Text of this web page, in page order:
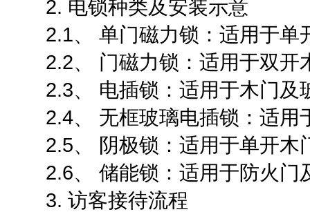
2. 电锁种类及安装示意
2.1、 单门磁力锁：适用于单
2.2、 门磁力锁：适用于双开
2.3、 电插锁：适用于木门及
2.4、 无框玻璃电插锁：适用
2.5、 阴极锁：适用于单开木
2.6、 储能锁：适用于防火门
3. 访客接待流程